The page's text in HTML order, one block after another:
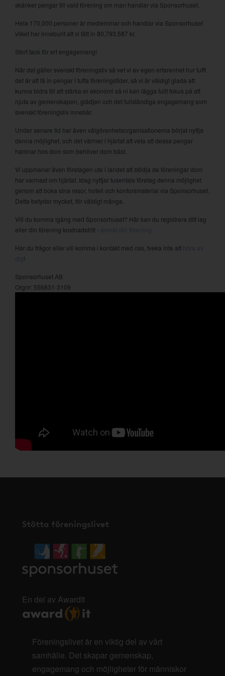
skänker pengar till vald förening om man handlar via Sponsorhuset.
Hela 170,000 personer är medlemmar och handlar via Sponsorhuset
vilket har inneburit att vi fått in 80,793,587 kr.
Stort tack för ert engagemang!
När det gäller svenskt föreningsliv så vet vi av egen erfarenhet hur tufft
det är att få in pengar i tuffa föreningstider, så vi är väldigt glada att
kunna bidra till att stärka er ekonomi så ni kan lägga fullt fokus på att
njuta av gemenskapen, glädjen och det fullständiga engagemang som
svenskt föreningsliv innebär.
Under senare tid har även välgörenhetsorganisationerna börjat nyttja
denna möjlighet, och det värmer i hjärtat att veta att dessa pengar
hamnar hos dom som behöver dom bäst.
Vi uppmanar även företagen ute i landet att stödja de föreningar dom
har varmast om hjärtat. Idag nyttjar tusentals företag denna möjlighet
genom att boka sina resor, hotell och kontorsmaterial via Sponsorhuset.
Detta betyder mycket, för väldigt många.
Vill du komma igång med Sponsorhuset? Här kan du registrera ditt lag
eller din förening kostnadsfritt -
anmäl din förening
Har du frågor eller vill komma i kontakt med oss, tveka inte att höra av
!
Sponsorhuset AB
Orgnr: 556831-3109
Stötta föreningslivet
En del av AwardIt
Föreningslivet är en viktig del av vårt
samhälle. Det skapar gemenskap,
engagemang och möjligheter för människor